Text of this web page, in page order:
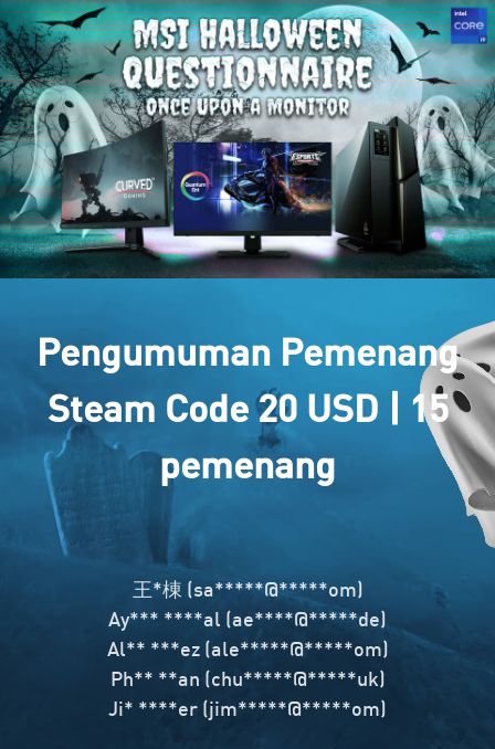
Pengumuman Pemenang
Steam Code 20 USD | 15
pemenang
王*棟 (sa*****@*****om)
Ay*** ****al (ae****@*****de)
Al** ***ez (ale*****@*****om)
Ph** **an (chu*****@*****uk)
Ji* ****er (jim*****@*****om)